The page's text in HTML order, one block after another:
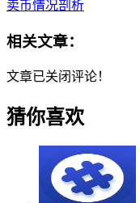
卖币情况剖析
相关文章：
文章已关闭评论！
猜你喜欢